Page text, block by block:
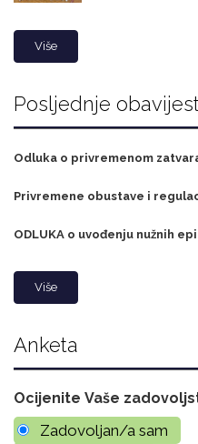
Više
Posljednje
Odluka o privremenom
Privremene obustave i
ODLUKA o uvođenju nužnih
Više
Anketa
Ocijenite Vaše
Zadovoljan/a sam